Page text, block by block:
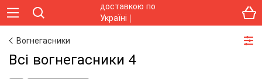
Вогнегасники
Всі вогнегасники 4